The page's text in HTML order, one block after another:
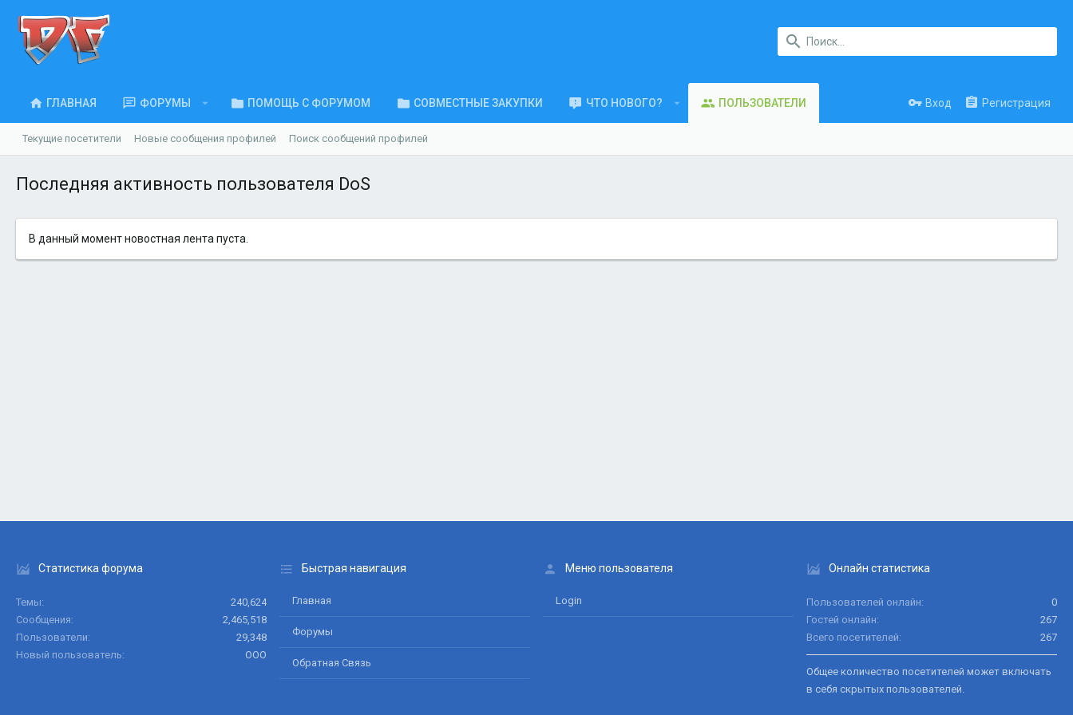
ГЛАВНАЯ ФОРУМЫ ПОМОЩЬ С ФОРУМОМ СОВМЕСТНЫЕ ЗАКУПКИ ЧТО НОВОГО? ПОЛЬЗОВАТЕЛИ Вход Регистрация
Текущие посетители Новые сообщения профилей Поиск сообщений профилей
Последняя активность пользователя DoS
В данный момент новостная лента пуста.
Статистика форума
Темы
240,624
Сообщения
2,465,518
Пользователи
29,348
Новый пользователь
ООО
Быстрая навигация
Главная
Форумы
Обратная Связь
Меню пользователя
Login
Онлайн статистика
Пользователей онлайн
0
Гостей онлайн
267
Всего посетителей
267
Общее количество посетителей может включать
в себя скрытых пользователей.